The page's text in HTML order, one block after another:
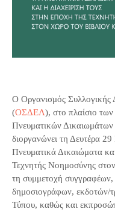
Ο Οργανισμός Συλλογικής
(ΟΣΔΕΛ), στο πλαίσιο
Πνευματικών
διοργανώνει τη Δευτέρα
Πνευματικά Δικαιώματα
Τεχνητής Νοημοσύνης
τη συμμετοχή
δημοσιογράφων, εκδοτών/
Τύπου, καθώς και